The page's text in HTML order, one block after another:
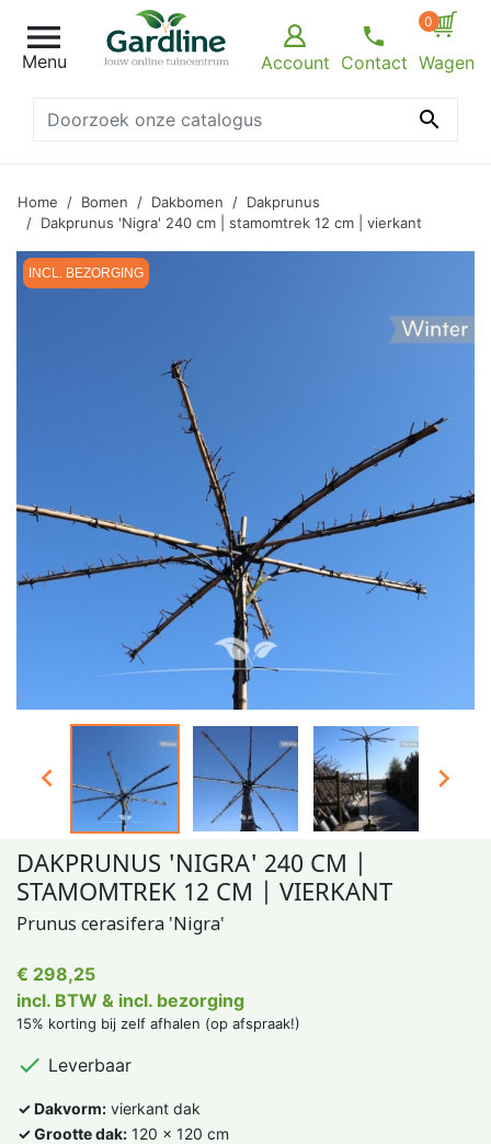

Menu Account Contact
0
Wagen

Home Bomen Dakbomen
Dakprunus
Dakprunus 'Nigra' 240 cm | stamomtrek 12 cm | vierkant
INCL. BEZORGING
 
DAKPRUNUS 'NIGRA' 240 CM |
STAMOMTREK 12 CM | VIERKANT
Prunus cerasifera 'Nigra'
€ 298,25
incl. BTW & incl. bezorging
15% korting bij zelf afhalen (op afspraak!)
 Leverbaar
✓ Dakvorm: vierkant dak
✓ Grootte dak: 120 x 120 cm